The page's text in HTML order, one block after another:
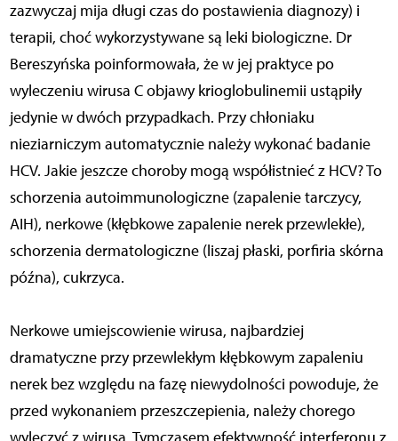
zazwyczaj mija długi czas do postawienia diagnozy) i
terapii, choć wykorzystywane są leki biologiczne. Dr
Bereszyńska poinformowała, że w jej praktyce po
wyleczeniu wirusa C objawy krioglobulinemii ustąpiły
jedynie w dwóch przypadkach. Przy chłoniaku
nieziarniczym automatycznie należy wykonać badanie
HCV. Jakie jeszcze choroby mogą współistnieć z HCV? To
schorzenia autoimmunologiczne (zapalenie tarczycy,
AIH), nerkowe (kłębkowe zapalenie nerek przewlekłe),
schorzenia dermatologiczne (liszaj płaski, porfiria skórna
późna), cukrzyca.
Nerkowe umiejscowienie wirusa, najbardziej
dramatyczne przy przewlekłym kłębkowym zapaleniu
nerek bez względu na fazę niewydolności powoduje, że
przed wykonaniem przeszczepienia, należy chorego